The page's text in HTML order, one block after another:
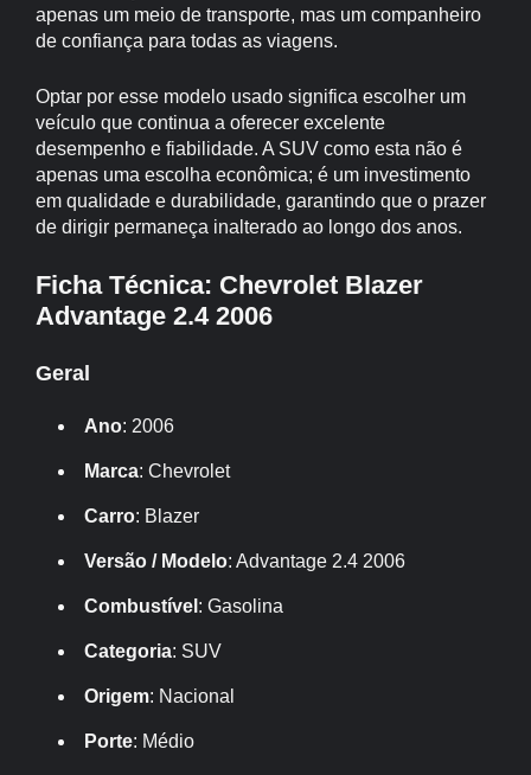
apenas um meio de transporte, mas um companheiro
de confiança para todas as viagens.
Optar por esse modelo usado significa escolher um
veículo que continua a oferecer excelente
desempenho e fiabilidade. A SUV como esta não é
apenas uma escolha econômica; é um investimento
em qualidade e durabilidade, garantindo que o prazer
de dirigir permaneça inalterado ao longo dos anos.
Ficha Técnica: Chevrolet Blazer
Advantage 2.4 2006
Geral
Ano: 2006
Marca: Chevrolet
Carro: Blazer
Versão / Modelo: Advantage 2.4 2006
Combustível : Gasolina
Categoria: SUV
Origem: Nacional
Porte: Médio